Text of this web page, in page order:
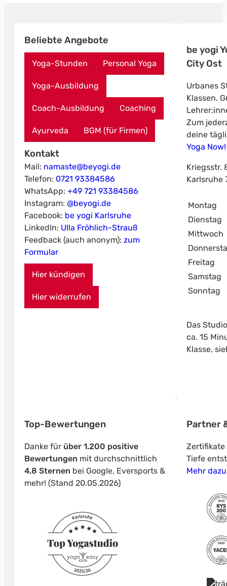
Beliebte Angebote
Yoga-Stunden Personal Yoga
Yoga-Ausbildung
Coach-Ausbildung Coaching
Ayurveda BGM (für Firmen)
Kontakt
Mail: namaste@beyogi.de
Telefon: 0721 93384586
WhatsApp: +49 721 93384586
Instagram: @beyogi.de
Facebook: be yogi Karlsruhe
LinkedIn: Ulla Fröhlich-Strauß
Feedback (auch anonym): zum
Formular
Hier kündigen
Hier widerrufen
be yogi
City Ost
Urbanes
Klassen.
Zum
deine
Yoga Now!
Kriegsstr.
Karlsruhe
Montag
Dienstag
Mittwoch
Freitag
Samstag
Sonntag
Das
ca. 15
Klasse,
Top-Bewertungen
Danke für über 1.200 positive
Bewertungen mit durchschnittlich
4,8 Sternen bei Google, Eversports &
mehr! (Stand 20.05.2026)
Partner
Zertifikate
Tiefe
Mehr